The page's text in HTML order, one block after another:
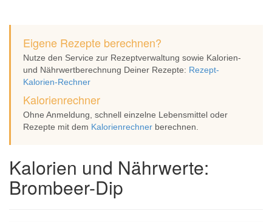
Eigene Rezepte berechnen?
Nutze den Service zur Rezeptverwaltung sowie Kalorien-
und Nährwertberechnung Deiner Rezepte: Rezept-
Kalorien-Rechner
Kalorienrechner
Ohne Anmeldung, schnell einzelne Lebensmittel oder
Rezepte mit dem Kalorienrechner berechnen.
Kalorien und Nährwerte:
Brombeer-Dip